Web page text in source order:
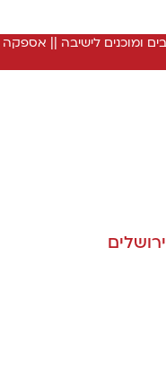
ומוכנים לישיבה || אספקה